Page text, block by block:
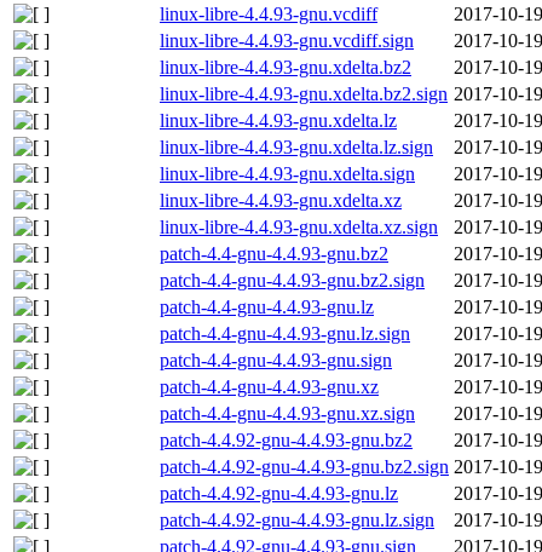
linux-libre-4.4.93-gnu.vcdiff
2017-10-
linux-libre-4.4.93-gnu.vcdiff.sign
2017-10-
linux-libre-4.4.93-gnu.xdelta.bz2
2017-10-
linux-libre-4.4.93-gnu.xdelta.bz2.sign 2017-10-
linux-libre-4.4.93-gnu.xdelta.lz
2017-10-
linux-libre-4.4.93-gnu.xdelta.lz.sign
2017-10-
linux-libre-4.4.93-gnu.xdelta.sign
2017-10-
linux-libre-4.4.93-gnu.xdelta.xz
2017-10-
linux-libre-4.4.93-gnu.xdelta.xz.sign
2017-10-
patch-4.4-gnu-4.4.93-gnu.bz2
2017-10-
patch-4.4-gnu-4.4.93-gnu.bz2.sign
2017-10-
patch-4.4-gnu-4.4.93-gnu.lz
2017-10-
patch-4.4-gnu-4.4.93-gnu.lz.sign
2017-10-
patch-4.4-gnu-4.4.93-gnu.sign
2017-10-
patch-4.4-gnu-4.4.93-gnu.xz
2017-10-
patch-4.4-gnu-4.4.93-gnu.xz.sign
2017-10-
patch-4.4.92-gnu-4.4.93-gnu.bz2
2017-10-
patch-4.4.92-gnu-4.4.93-gnu.bz2.sign 2017-10-
patch-4.4.92-gnu-4.4.93-gnu.lz
2017-10-
patch-4.4.92-gnu-4.4.93-gnu.lz.sign
2017-10-
patch-4.4.92-gnu-4.4.93-gnu.sign
2017-10-